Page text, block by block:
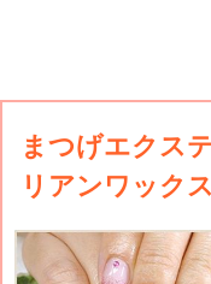
まつげエクス
リアンワック